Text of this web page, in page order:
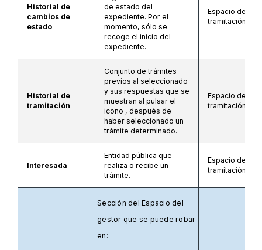
Historial de
cambios de
estado
de estado del
expediente. Por el
momento, sólo se
recoge el inicio del
expediente.
Espacio de
tramitación
Historial de
tramitación
Conjunto de trámites
previos al seleccionado
y sus respuestas que se
muestran al pulsar el
icono , después de
haber seleccionado un
trámite determinado.
Espacio de
tramitación
Interesada
Entidad pública que
realiza o recibe un
trámite.
Espacio de
tramitación
Sección del Espacio del
gestor que se puede robar
en: